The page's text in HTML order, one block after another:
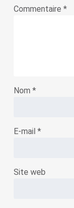
Commentaire *
Nom *
E-mail *
Site web